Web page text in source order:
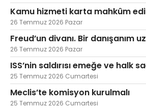
Kamu hizmeti karta mahkûm
26 Temmuz 2026 Pazar
Freud’un divanı. Bir danışanım
26 Temmuz 2026 Pazar
ISS’nin saldırısı emeğe ve halk
25 Temmuz 2026 Cumartesi
Meclis’te komisyon kurulmalı
25 Temmuz 2026 Cumartesi